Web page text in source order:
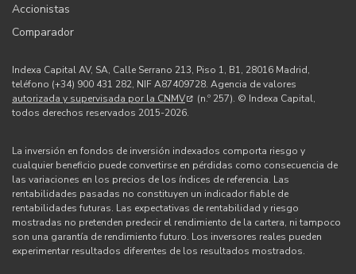
Accionistas
Comparador
Indexa Capital AV, SA, Calle Serrano 213, Piso 1, B1, 28016 Madrid,
teléfono (+34) 900 431 282, NIF A87409728. Agencia de valores
autorizada y supervisada por la CNMV
(n.º 257). © Indexa Capital,
todos derechos reservados 2015-2026.
La inversión en fondos de inversión indexados comporta riesgo y
cualquier beneficio puede convertirse en pérdidas como consecuencia de
las variaciones en los precios de los índices de referencia. Las
rentabilidades pasadas no constituyen un indicador fiable de
rentabilidades futuras. Las expectativas de rentabilidad y riesgo
mostradas no pretenden predecir el rendimiento de la cartera, ni tampoco
son una garantía de rendimiento futuro. Los inversores reales pueden
experimentar resultados diferentes de los resultados mostrados.